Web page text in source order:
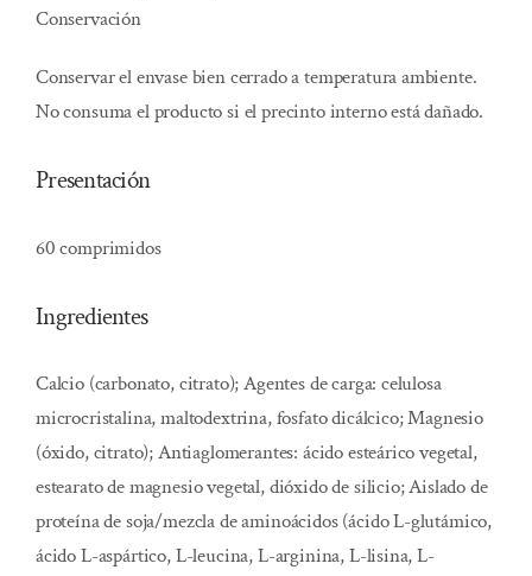
Conservación
Conservar el envase bien cerrado a temperatura ambiente.
No consuma el producto si el precinto interno está dañado.
Presentación
60 comprimidos
Ingredientes
Calcio (carbonato, citrato); Agentes de carga: celulosa
microcristalina, maltodextrina, fosfato dicálcico; Magnesio
(óxido, citrato); Antiaglomerantes: ácido esteárico vegetal,
estearato de magnesio vegetal, dióxido de silicio; Aislado de
proteína de soja/mezcla de aminoácidos (ácido L-glutámico,
ácido L-aspártico, L-leucina, L-arginina, L-lisina, L-